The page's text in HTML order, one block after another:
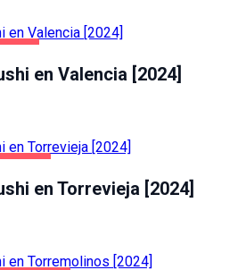
en Valencia [2024]
en Torrevieja [2024]